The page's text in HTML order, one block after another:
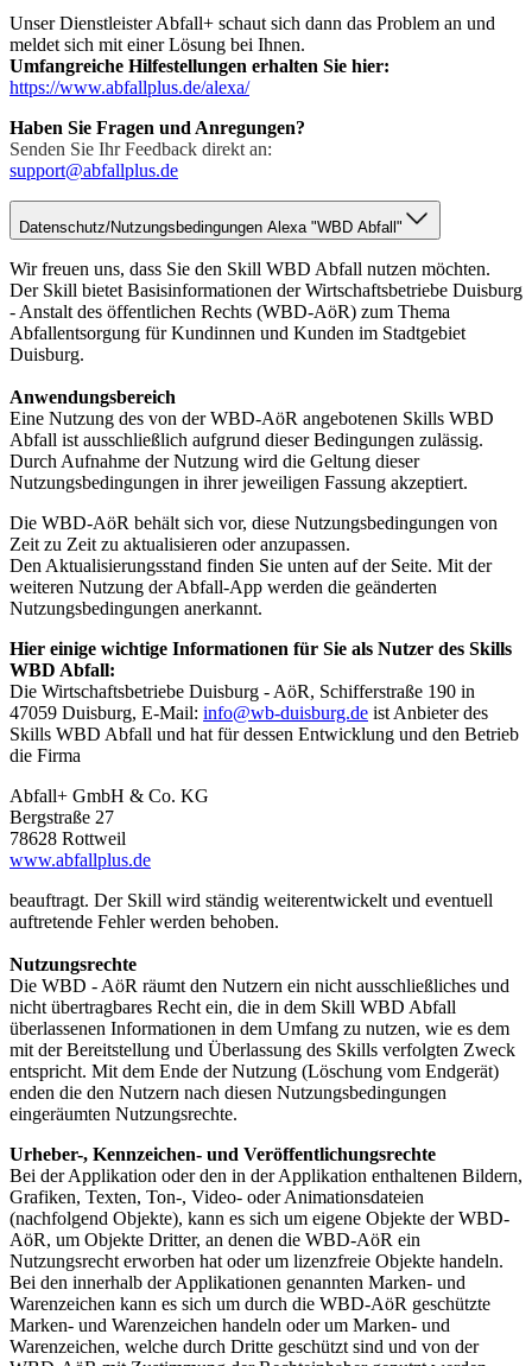
Unser Dienstleister Abfall+ schaut sich dann das Problem an und
meldet sich mit einer Lösung bei Ihnen.
Umfangreiche Hilfestellungen erhalten Sie hier:
https://www.abfallplus.de/alexa/
Haben Sie Fragen und Anregungen?
Senden Sie Ihr Feedback direkt an:
support@abfallplus.de
Datenschutz/Nutzungsbedingungen Alexa "WBD Abfall"
Wir freuen uns, dass Sie den Skill WBD Abfall nutzen möchten.
Der Skill bietet Basisinformationen der Wirtschaftsbetriebe Duisburg
- Anstalt des öffentlichen Rechts (WBD-AöR) zum Thema
Abfallentsorgung für Kundinnen und Kunden im Stadtgebiet
Duisburg.
Anwendungsbereich
Eine Nutzung des von der WBD-AöR angebotenen Skills WBD
Abfall ist ausschließlich aufgrund dieser Bedingungen zulässig.
Durch Aufnahme der Nutzung wird die Geltung dieser
Nutzungsbedingungen in ihrer jeweiligen Fassung akzeptiert.
Die WBD-AöR behält sich vor, diese Nutzungsbedingungen von
Zeit zu Zeit zu aktualisieren oder anzupassen.
Den Aktualisierungsstand finden Sie unten auf der Seite. Mit der
weiteren Nutzung der Abfall-App werden die geänderten
Nutzungsbedingungen anerkannt.
Hier einige wichtige Informationen für Sie als Nutzer des Skills
WBD Abfall:
Die Wirtschaftsbetriebe Duisburg - AöR, Schifferstraße 190 in
47059 Duisburg, E-Mail: info@wb-duisburg.de ist Anbieter des
Skills WBD Abfall und hat für dessen Entwicklung und den Betrieb
die Firma
Abfall+ GmbH & Co. KG
Bergstraße 27
78628 Rottweil
www.abfallplus.de
beauftragt. Der Skill wird ständig weiterentwickelt und eventuell
auftretende Fehler werden behoben.
Nutzungsrechte
Die WBD - AöR räumt den Nutzern ein nicht ausschließliches und
nicht übertragbares Recht ein, die in dem Skill WBD Abfall
überlassenen Informationen in dem Umfang zu nutzen, wie es dem
mit der Bereitstellung und Überlassung des Skills verfolgten Zweck
entspricht. Mit dem Ende der Nutzung (Löschung vom Endgerät)
enden die den Nutzern nach diesen Nutzungsbedingungen
eingeräumten Nutzungsrechte.
Urheber-, Kennzeichen- und Veröffentlichungsrechte
Bei der Applikation oder den in der Applikation enthaltenen Bildern,
Grafiken, Texten, Ton-, Video- oder Animationsdateien
(nachfolgend Objekte), kann es sich um eigene Objekte der WBD-
AöR, um Objekte Dritter, an denen die WBD-AöR ein
Nutzungsrecht erworben hat oder um lizenzfreie Objekte handeln.
Bei den innerhalb der Applikationen genannten Marken- und
Warenzeichen kann es sich um durch die WBD-AöR geschützte
Marken- und Warenzeichen handeln oder um Marken- und
Warenzeichen, welche durch Dritte geschützt sind und von der